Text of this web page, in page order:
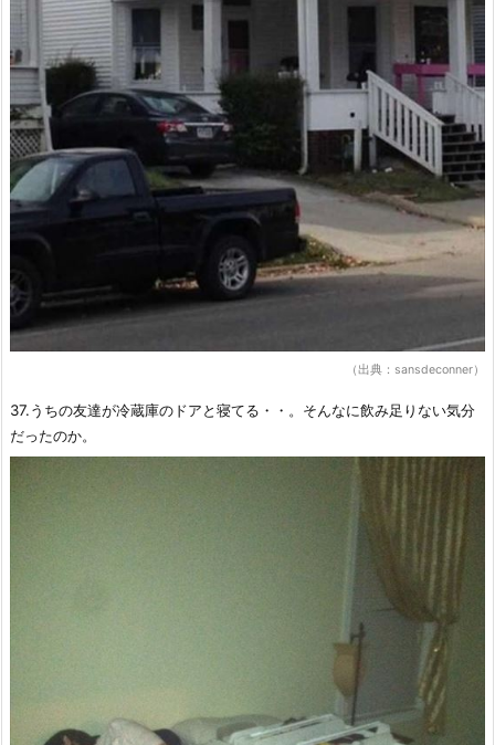
（出典：sansdeconner）
37.うちの友達が冷蔵庫のドアと寝てる・・。そんなに飲み足りない気分
だったのか。